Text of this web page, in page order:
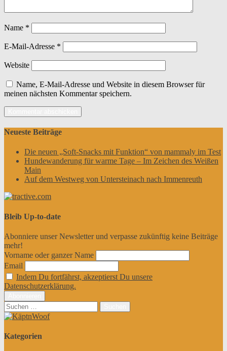
Name *
E-Mail-Adresse *
Website
Name, E-Mail-Adresse und Website in diesem Browser für
meinen nächsten Kommentar speichern.
Neueste Beiträge
Die neuen „Soft-Snacks mit Funktion“ von mammaly im Test
Hundewanderung für warme Tage – Im Zeichen des Weißen
Main
Auf dem Westweg von Untersteinach nach Immenreuth
Bleib Up-to-date
Abonniere unser Newsletter und verpasse zukünftig keine Beiträge
mehr!
Vorname oder ganzer Name
Email
Indem Du fortfährst, akzeptierst Du unsere
Datenschutzerklärung.
Suchen
nach:
Kategorien